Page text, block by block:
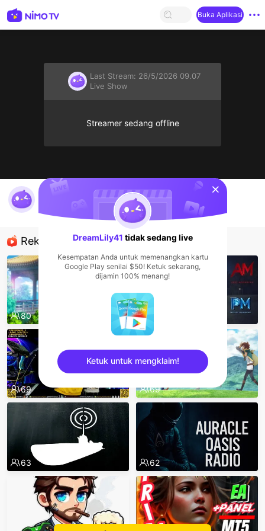
Buka Aplikasi
Last Stream: 26/5/2026 09.07
Live Show
Streamer sedang offline
DreamLily41's Live Channel
DreamLily41
Live Show
Rekomendasi
80 77
69 69
63 62
sentinelStart
DreamLily41 tidak sedang live
Kesempatan Anda untuk memenangkan kartu
Google Play senilai $50! Ketuk sekarang,
dijamin 100% menang!
Ketuk untuk mengklaim!
sentinelEnd